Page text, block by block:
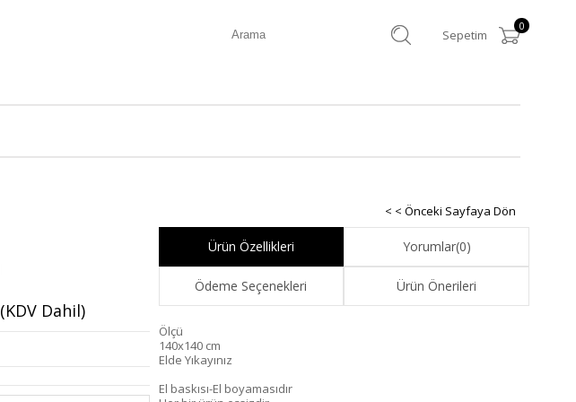
Sepetim
0
< < Önceki Sayfaya Dön
(KDV Dahil)
Ürün Özellikleri Yorumlar(0)
Ödeme Seçenekleri Ürün Önerileri
Ölçü
140x140 cm
Elde Yıkayınız
El baskısı-El boyamasıdır